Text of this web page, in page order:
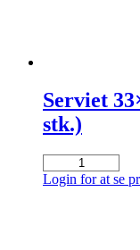
Serviet
stk.)
Serviet
33x33
Login for at se